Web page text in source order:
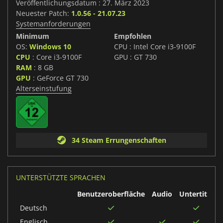
Veröffentlichungsdatum : 27. März 2023
Neuester Patch: 1.0.56 - 21.07.23
Systemanforderungen
Minimum
OS: Windows 10
CPU : Core i3-9100F
RAM : 8 GB
GPU : GeForce GT 730
Empfohlen
CPU : Intel Core i3-9100F
GPU : GT 730
Alterseinstufung
34 Steam Errungenschaften
UNTERSTÜTZTE SPRACHEN
Benutzeroberfläche
Audio
Untertitel
Deutsch